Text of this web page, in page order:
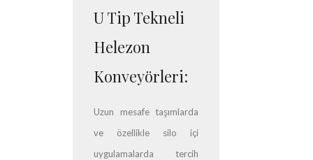
U Tip Tekneli
Helezon
Konveyörleri:
Uzun mesafe taşımlarda
ve özellikle silo içi
uygulamalarda tercih